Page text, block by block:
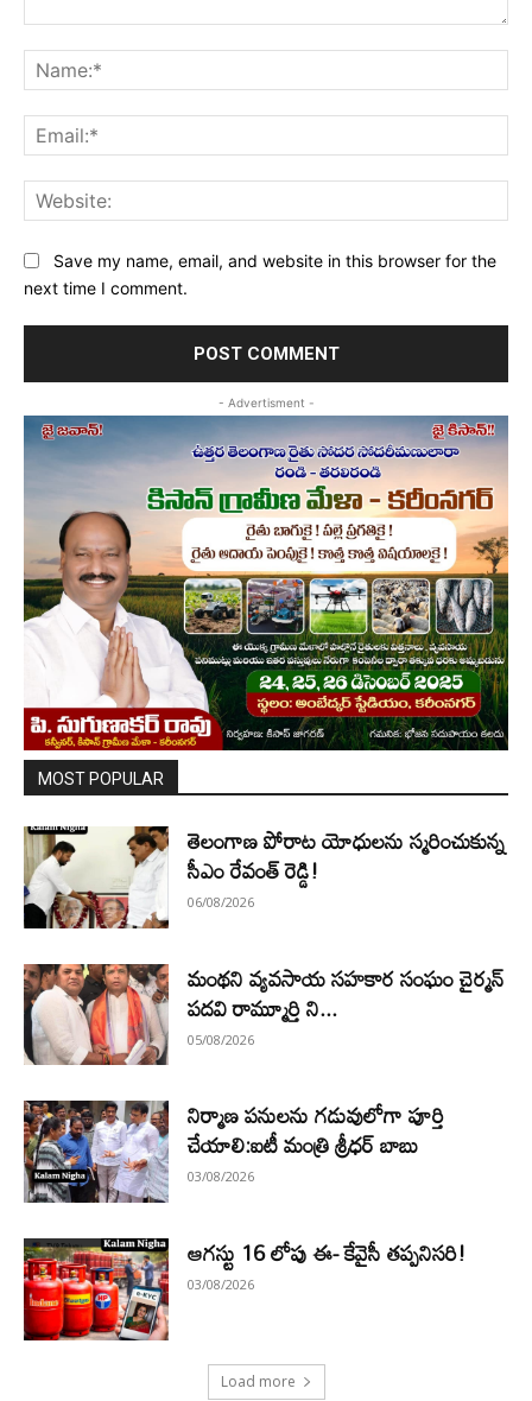
Save my name, email, and website in this browser for the
next time I comment.
- Advertisment -
MOST POPULAR
తెలంగాణ పోరాట యోధులను స్మరించుకున్న
సీఎం రేవంత్ రెడ్డి!
06/08/2026
మంథని వ్యవసాయ సహకార సంఘం చైర్మన్
పదవి రామ్మూర్తి ని...
05/08/2026
నిర్మాణ పనులను గడువులోగా పూర్తి
చేయాలి:ఐటీ మంత్రి శ్రీధర్ బాబు
03/08/2026
ఆగస్టు 16 లోపు ఈ- కేవైసీ తప్పనిసరి!
03/08/2026
Load more